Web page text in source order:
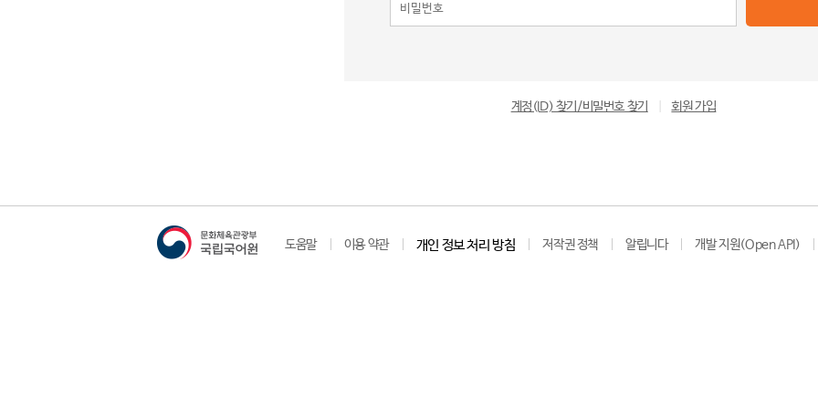
계정(ID) 찾기/비밀번호 찾기 회원 가입
도움말 이용 약관 개인 정보 처리 방침 저작권 정책 알립니다 개발 지원(Open API)